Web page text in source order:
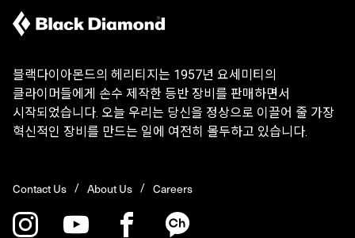
블랙다이아몬드의 헤리티지는 1957년 요세미티의
클라이머들에게 손수 제작한 등반 장비를 판매하면서
시작되었습니다. 오늘 우리는 당신을 정상으로 이끌어 줄 가장
혁신적인 장비를 만드는 일에 여전히 몰두하고 있습니다.
Contact Us About Us Careers